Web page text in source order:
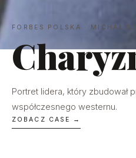
FORBES POLSKA · MICHAŁ
Portret lidera, który zbudował
współczesnego westernu.
ZOBACZ CASE →